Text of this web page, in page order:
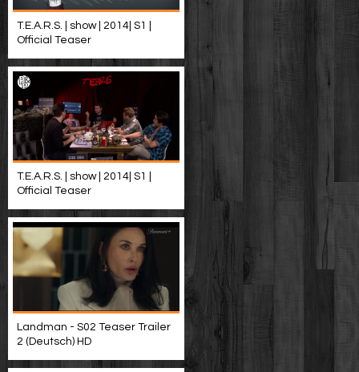
T.E.A.R.S. | show | 2014| S1 |
Official Teaser
T.E.A.R.S. | show | 2014| S1 |
Official Teaser
Landman - S02 Teaser Trailer
2 (Deutsch) HD